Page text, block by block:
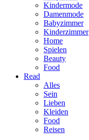
Kindermode
Damenmode
Babyzimmer
Kinderzimmer
Home
Spielen
Beauty
Food
Read
Alles
Sein
Lieben
Kleiden
Food
Reisen